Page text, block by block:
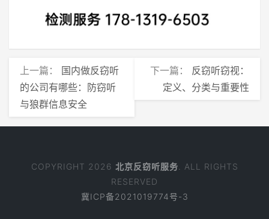
上一篇： 国内做反窃听
的公司有哪些：防窃听
与狼群信息安全
下一篇： 反窃听窃视：
定义、分类与重要性
COPYRIGHT 2026 北京反窃听服务 . ALL RIGHTS
RESERVED
冀ICP备2021019774号-3